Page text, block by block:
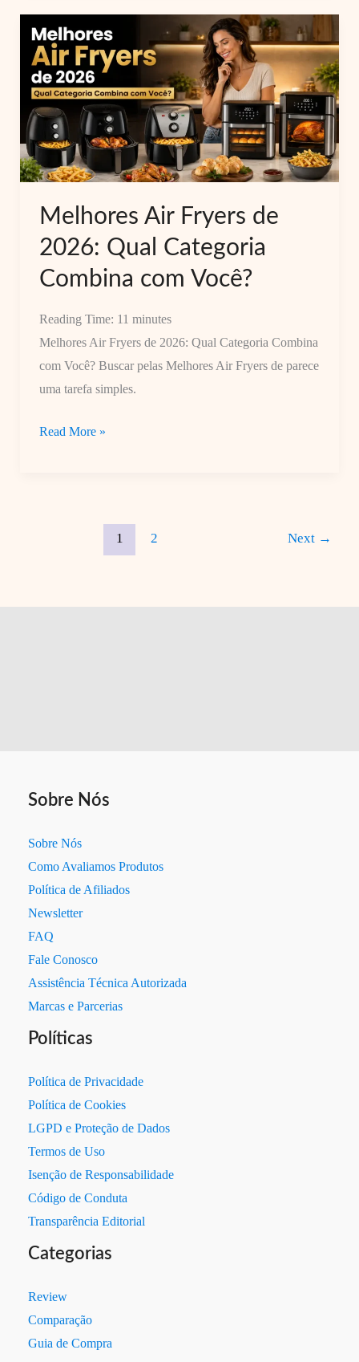
Fryer
do
jeito
certo:
guia
para
iniciantes
#1
Melhores Air Fryers de
2026: Qual Categoria
Combina com Você?
Reading Time: 11 minutes
Melhores Air Fryers de 2026: Qual Categoria Combina
com Você? Buscar pelas Melhores Air Fryers de parece
uma tarefa simples.
Melhores
Read More »
1 2 Next →
Sobre Nós
Sobre Nós
Como Avaliamos Produtos
Política de Afiliados
Newsletter
FAQ
Fale Conosco
Assistência Técnica Autorizada
Marcas e Parcerias
Políticas
Política de Privacidade
Política de Cookies
LGPD e Proteção de Dados
Termos de Uso
Isenção de Responsabilidade
Código de Conduta
Transparência Editorial
Categorias
Review
Comparação
Guia de Compra